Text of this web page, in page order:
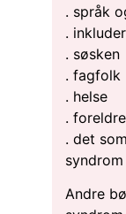
. språk
.
. søsken
. fagfolk
. helse
.
. det
syndrom
Andre